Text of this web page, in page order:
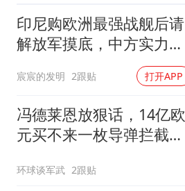
印尼购欧洲最强战舰后请
解放军摸底，中方实力几
宸宸的发明 2跟贴 打开APP
冯德莱恩放狠话，14亿欧
元买不来一枚导弹拦截！
环球谈军武 2跟贴